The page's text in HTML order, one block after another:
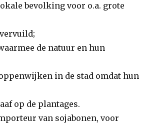
bevolking voor o.a. grote
de natuur en hun
in de stad omdat hun
op de plantages.
van sojabonen, voor